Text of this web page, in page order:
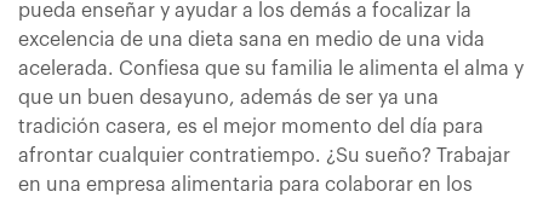
pueda enseñar y ayudar a los demás a focalizar la
excelencia de una dieta sana en medio de una vida
acelerada. Confiesa que su familia le alimenta el alma y
que un buen desayuno, además de ser ya una
tradición casera, es el mejor momento del día para
afrontar cualquier contratiempo. ¿Su sueño? Trabajar
en una empresa alimentaria para colaborar en los